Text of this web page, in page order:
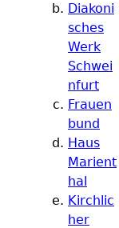
Diakoni
sches
Werk
Schwei
nfurt
Frauen
bund
Haus
Marient
hal
Kirchlic
her